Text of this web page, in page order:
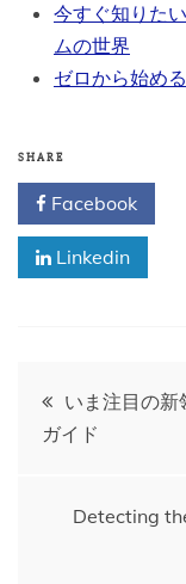
今すぐ知りた
ムの世界
ゼロから始め
SHARE
Facebook
Linkedin
Post
navigation
いま注目の
ガイド
Detecting